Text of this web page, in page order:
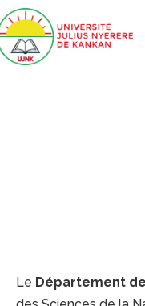
Le Département